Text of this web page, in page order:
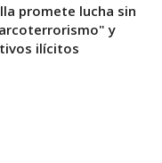
promete lucha sin
y
ilícitos